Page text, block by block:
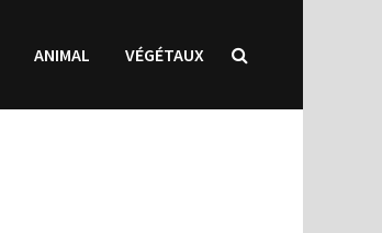
ANIMAL VÉGÉTAUX